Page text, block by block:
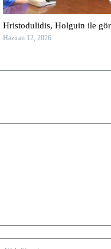
Hristodulidis, Holguin ile
Haziran 12, 2026